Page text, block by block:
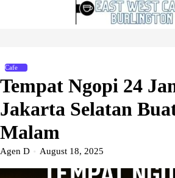
Cafe
Tempat Ngopi 24
Jakarta Selatan
Malam
Agen D August 18, 2025